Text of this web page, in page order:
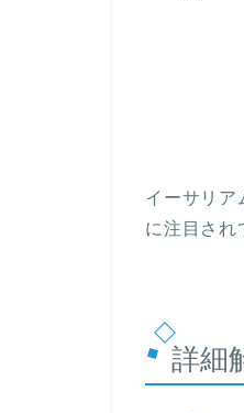
イーサリア
に注目され
詳細